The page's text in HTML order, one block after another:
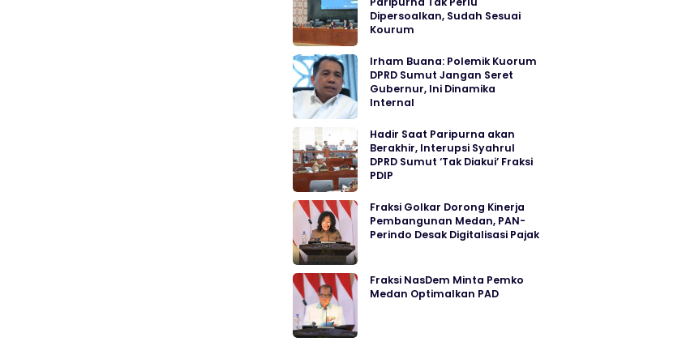
Dipersoalkan, Sudah Sesuai
Kourum
Irham Buana: Polemik Kuorum
DPRD Sumut Jangan Seret
Gubernur, Ini Dinamika
Internal
Hadir Saat Paripurna akan
Berakhir, Interupsi Syahrul
DPRD Sumut ‘Tak Diakui’ Fraksi
PDIP
Fraksi Golkar Dorong Kinerja
Pembangunan Medan, PAN-
Perindo Desak Digitalisasi Pajak
Fraksi NasDem Minta Pemko
Medan Optimalkan PAD